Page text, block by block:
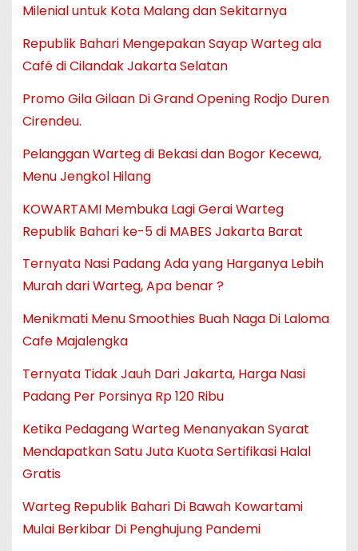
Milenial untuk Kota Malang dan Sekitarnya
Republik Bahari Mengepakan Sayap Warteg ala
Café di Cilandak Jakarta Selatan
Promo Gila Gilaan Di Grand Opening Rodjo Duren
Cirendeu.
Pelanggan Warteg di Bekasi dan Bogor Kecewa,
Menu Jengkol Hilang
KOWARTAMI Membuka Lagi Gerai Warteg
Republik Bahari ke-5 di MABES Jakarta Barat
Ternyata Nasi Padang Ada yang Harganya Lebih
Murah dari Warteg, Apa benar ?
Menikmati Menu Smoothies Buah Naga Di Laloma
Cafe Majalengka
Ternyata Tidak Jauh Dari Jakarta, Harga Nasi
Padang Per Porsinya Rp 120 Ribu
Ketika Pedagang Warteg Menanyakan Syarat
Mendapatkan Satu Juta Kuota Sertifikasi Halal
Gratis
Warteg Republik Bahari Di Bawah Kowartami
Mulai Berkibar Di Penghujung Pandemi